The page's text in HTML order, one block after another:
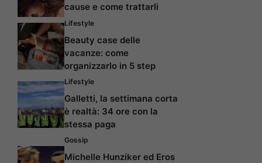
cause e come trattarli
Lifestyle
Beauty case delle
vacanze: come
organizzarlo in 5 step
Lifestyle
Galletti, la settimana corta
è realtà: 34 ore con la
stessa paga
Gossip
Michelle Hunziker ed Eros